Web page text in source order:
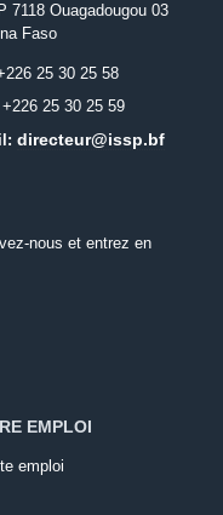
7118 Ouagadougou 03
Faso
25 30 25 58
25 30 25 59
directeur@issp.bf
nous et entrez en
EMPLOI
emploi